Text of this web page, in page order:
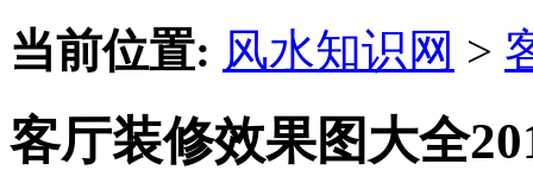
当前位置: 风水知识网 >
客厅装修效果图大全